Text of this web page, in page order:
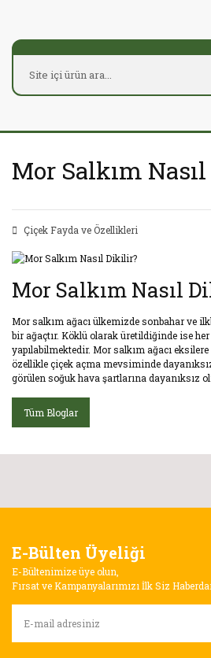
Mor Salkım
Çiçek Fayda ve Özellikleri
Mor Salkım Nasıl
Mor salkım ağacı ülkemizde sonbahar ve
bir ağaçtır. Köklü olarak üretildiğinde ise
yapılabilmektedir. Mor salkım ağacı
özellikle çiçek açma mevsiminde
görülen soğuk hava şartlarına dayanıksız
Tüm Bloglar
E-Bülten Üyeliği
E-Bültenimize üye olun,
Fırsat ve Kampanyalarımızı İlk Siz